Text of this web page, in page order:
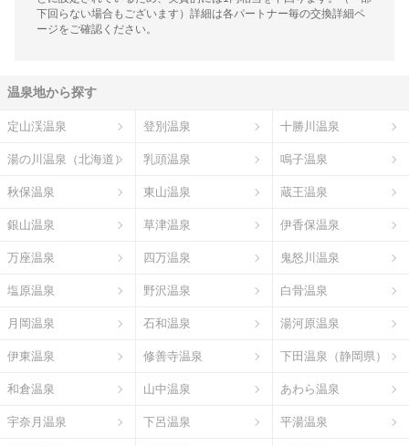
下回らない場合もございます）詳細は各パートナー毎の交換詳細ペ
ージをご確認ください。
温泉地から探す
定山渓温泉 登別温泉 十勝川温泉
湯の川温泉（北海道） 乳頭温泉 鳴子温泉
秋保温泉 東山温泉 蔵王温泉
銀山温泉 草津温泉 伊香保温泉
万座温泉 四万温泉 鬼怒川温泉
塩原温泉 野沢温泉 白骨温泉
月岡温泉 石和温泉 湯河原温泉
伊東温泉 修善寺温泉 下田温泉（静岡県）
和倉温泉 山中温泉 あわら温泉
宇奈月温泉 下呂温泉 平湯温泉